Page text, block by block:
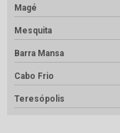
Magé
Mesquita
Barra Mansa
Cabo Frio
Teresópolis